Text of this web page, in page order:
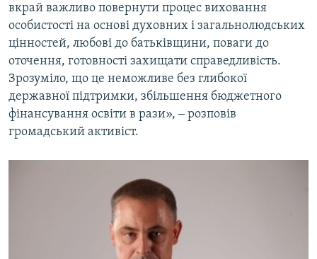
вкрай важливо повернути процес виховання
особистості на основі духовних і загальнолюдських
цінностей, любові до батьківщини, поваги до
оточення, готовності захищати справедливість.
Зрозуміло, що це неможливе без глибокої
державної підтримки, збільшення бюджетного
фінансування освіти в рази», ‒ розповів
громадський активіст.